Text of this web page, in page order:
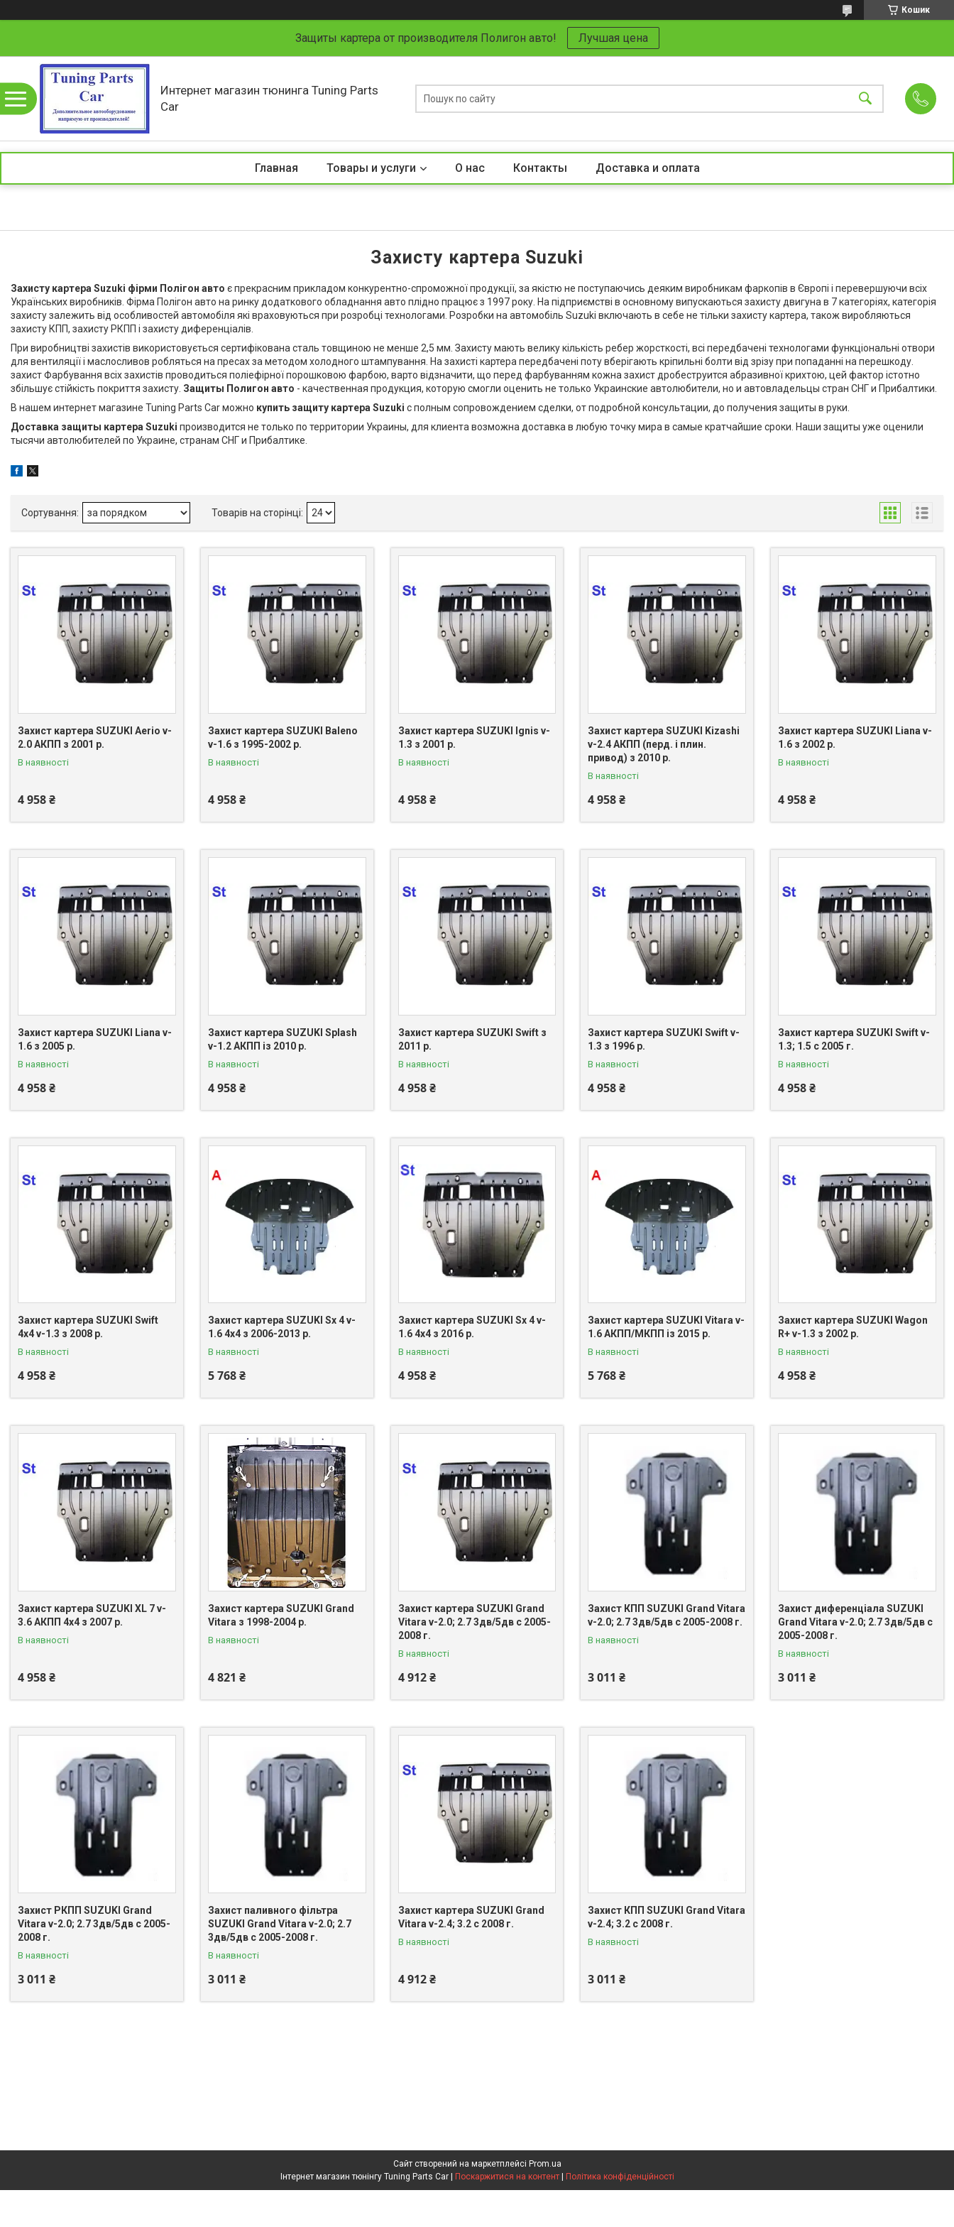
Кошик
Защиты картера от производителя Полигон авто! Лучшая цена
Интернет магазин тюнинга Tuning Parts
Car
Главная Товары и услуги О нас Контакты Доставка и оплата
Захисту картера Suzuki
Захисту картера Suzuki фірми Полігон авто є прекрасним прикладом конкурентно-спроможної продукції, за якістю не поступаючись деяким виробникам фаркопів в Європі і перевершуючи всіх
Українських виробників. Фірма Полігон авто на ринку додаткового обладнання авто плідно працює з 1997 року. На підприємстві в основному випускаються захисту двигуна в 7 категоріях, категорія
захисту залежить від особливостей автомобіля які враховуються при розробці технологами. Розробки на автомобіль Suzuki включають в себе не тільки захисту картера, також виробляються
захисту КПП, захисту РКПП і захисту диференціалів.
При виробництві захистів використовується сертифікована сталь товщиною не менше 2,5 мм. Захисту мають велику кількість ребер жорсткості, всі передбачені технологами функціональні отвори
для вентиляції і маслосливов робляться на пресах за методом холодного штампування. На захисті картера передбачені поту вберігають кріпильні болти від зрізу при попаданні на перешкоду.
захист Фарбування всіх захистів проводиться поліефірної порошковою фарбою, варто відзначити, що перед фарбуванням кожна захист дробеструится абразивної крихтою, цей фактор істотно
збільшує стійкість покриття захисту. Защиты Полигон авто - качественная продукция, которую смогли оценить не только Украинские автолюбители, но и автовладельцы стран СНГ и Прибалтики.
В нашем интернет магазине Tuning Parts Car можно купить защиту картера Suzuki с полным сопровождением сделки, от подробной консультации, до получения защиты в руки.
Доставка защиты картера Suzuki производится не только по территории Украины, для клиента возможна доставка в любую точку мира в самые кратчайшие сроки. Наши защиты уже оценили
тысячи автолюбителей по Украине, странам СНГ и Прибалтике.
Захист картера SUZUKI Aerio v-
2.0 АКПП з 2001 р.
В наявності
4 958 ₴
Захист картера SUZUKI Baleno
v-1.6 з 1995-2002 р.
В наявності
4 958 ₴
Захист картера SUZUKI Ignis v-
1.3 з 2001 р.
В наявності
4 958 ₴
Захист картера SUZUKI Kizashi
v-2.4 АКПП (перд. і плин.
привод) з 2010 р.
В наявності
4 958 ₴
Захист картера SUZUKI Liana v-
1.6 з 2002 р.
В наявності
4 958 ₴
Захист картера SUZUKI Liana v-
1.6 з 2005 р.
В наявності
4 958 ₴
Захист картера SUZUKI Splash
v-1.2 АКПП із 2010 р.
В наявності
4 958 ₴
Захист картера SUZUKI Swift з
2011 р.
В наявності
4 958 ₴
Захист картера SUZUKI Swift v-
1.3 з 1996 р.
В наявності
4 958 ₴
Захист картера SUZUKI Swift v-
1.3; 1.5 с 2005 г.
В наявності
4 958 ₴
Захист картера SUZUKI Swift
4x4 v-1.3 з 2008 р.
В наявності
4 958 ₴
Захист картера SUZUKI Sx 4 v-
1.6 4x4 з 2006-2013 р.
В наявності
5 768 ₴
Захист картера SUZUKI Sx 4 v-
1.6 4x4 з 2016 р.
В наявності
4 958 ₴
Захист картера SUZUKI Vitara v-
1.6 АКПП/МКПП із 2015 р.
В наявності
5 768 ₴
Захист картера SUZUKI Wagon
R+ v-1.3 з 2002 р.
В наявності
4 958 ₴
Захист картера SUZUKI XL 7 v-
3.6 АКПП 4x4 з 2007 р.
В наявності
4 958 ₴
Захист картера SUZUKI Grand
Vitara з 1998-2004 р.
В наявності
4 821 ₴
Захист картера SUZUKI Grand
Vitara v-2.0; 2.7 3дв/5дв с 2005-
2008 г.
В наявності
4 912 ₴
Захист КПП SUZUKI Grand Vitara
v-2.0; 2.7 3дв/5дв с 2005-2008 г.
В наявності
3 011 ₴
Захист диференціала SUZUKI
Grand Vitara v-2.0; 2.7 3дв/5дв с
2005-2008 г.
В наявності
3 011 ₴
Захист РКПП SUZUKI Grand
Vitara v-2.0; 2.7 3дв/5дв с 2005-
2008 г.
В наявності
3 011 ₴
Захист паливного фільтра
SUZUKI Grand Vitara v-2.0; 2.7
3дв/5дв с 2005-2008 г.
В наявності
3 011 ₴
Захист картера SUZUKI Grand
Vitara v-2.4; 3.2 с 2008 г.
В наявності
4 912 ₴
Захист КПП SUZUKI Grand Vitara
v-2.4; 3.2 с 2008 г.
В наявності
3 011 ₴
Сайт створений на маркетплейсі Prom.ua
Поскаржитися на контент Політика конфіденційності